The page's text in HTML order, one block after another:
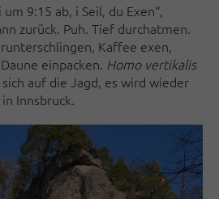
9:15 ab, i Seil, du Exen“,
zurück. Puh. Tief durchatmen.
Kaffee exen,
einpacken. Homo vertikalis
auf die Jagd, es wird wieder
Innsbruck.